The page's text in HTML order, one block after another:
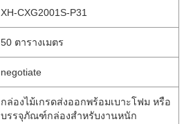
XH-CXG2001S-P31
50 ตารางเมตร
negotiate
กล่องไม้เกรดส่งออกพร้อมเบาะโฟม หรือ
บรรจุภัณฑ์กล่องสำหรับงานหนัก